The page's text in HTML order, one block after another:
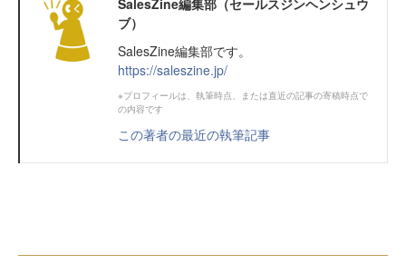
SalesZine編集部（セールスジンヘンシュウ
ブ）
SalesZine編集部です。
https://saleszine.jp/
※プロフィールは、執筆時点、または直近の記事の寄稿時点で
の内容です
この著者の最近の執筆記事